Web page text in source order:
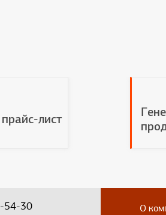
лист
54-30
О